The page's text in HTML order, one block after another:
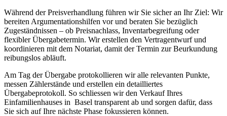
Während der Preisverhandlung führen wir Sie sicher an Ihr Ziel: Wir
bereiten Argumentationshilfen vor und beraten Sie bezüglich
Zugeständnissen – ob Preisnachlass, Inventarbegreifung oder
flexibler Übergabetermin. Wir erstellen den Vertragentwurf und
koordinieren mit dem Notariat, damit der Termin zur Beurkundung
reibungslos abläuft.
Am Tag der Übergabe protokollieren wir alle relevanten Punkte,
messen Zählerstände und erstellen ein detailliertes
Übergabeprotokoll. So schliessen wir den Verkauf Ihres
Einfamilienhauses in Basel transparent ab und sorgen dafür, dass
Sie sich auf Ihre nächste Phase fokussieren können.